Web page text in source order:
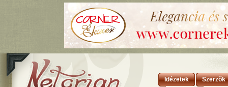
Idézetek Szerzők